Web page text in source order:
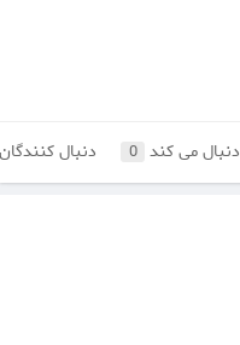
دنبال می کند 0 دنبال